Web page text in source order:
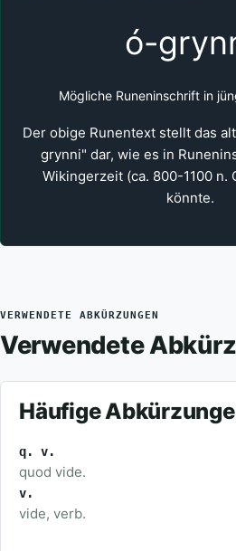
ó-
Mögliche Runeninschrift in
Der obige Runentext stellt das
grynni" dar, wie es in
Wikingerzeit (ca. 800-1100 n.
könnte.
VERWENDETE ABKÜRZUNGEN
Verwendete
Häufige
q. v.
quod vide.
v.
vide, verb.